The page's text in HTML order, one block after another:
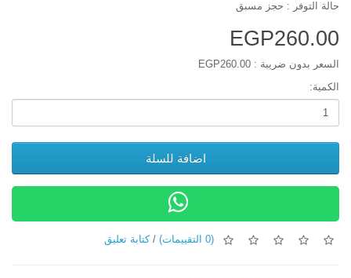
حالة التوفر : حجز مسبق
EGP260.00
السعر بدون ضريبة : EGP260.00
الكمية:
اضافة للسلة
(0 التقييمات) /كتابة تعليق